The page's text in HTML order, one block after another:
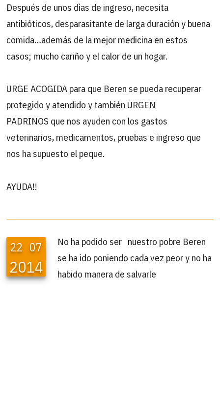
Después de unos dìas de ingreso, necesita
antibióticos, desparasitante de larga duración y buena
comida…además de la mejor medicina en estos
casos; mucho cariño y el calor de un hogar.
URGE ACOGIDA para que Beren se pueda recuperar
protegido y atendido y también URGEN
PADRINOS que nos ayuden con los gastos
veterinarios, medicamentos, pruebas e ingreso que
nos ha supuesto el peque.
AYUDA!!
22 07
2014
No ha podido ser nuestro pobre Beren
se ha ido poniendo cada vez peor y no ha
habido manera de salvarle